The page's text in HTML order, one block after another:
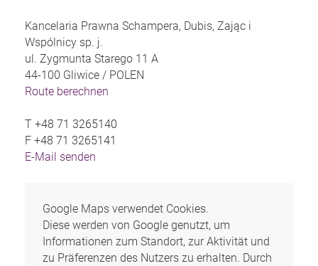
Kancelaria Prawna Schampera, Dubis, Zając i
Wspólnicy sp. j.
ul. Zygmunta Starego 11 A
44-100 Gliwice / POLEN
Route berechnen
T +48 71 3265140
F +48 71 3265141
E-Mail senden
Google Maps verwendet Cookies.
Diese werden von Google genutzt, um
Informationen zum Standort, zur Aktivität und
zu Präferenzen des Nutzers zu erhalten. Durch